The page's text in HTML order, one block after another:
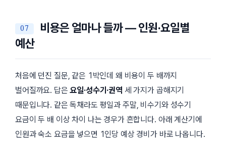
비용은 얼마나 들까 — 인원·요일별
예산
처음에 던진 질문, 같은 1박인데 왜 비용이 두 배까지
벌어질까요. 답은요일·성수기·권역 세 가지가 곱해지기
때문입니다. 같은 독채라도 평일과 주말, 비수기와 성수기
요금이 두 배 이상 차이 나는 경우가 흔합니다. 아래 계산기에
인원과 숙소 요금을 넣으면 1인당 예상 경비가 바로 나옵니다.